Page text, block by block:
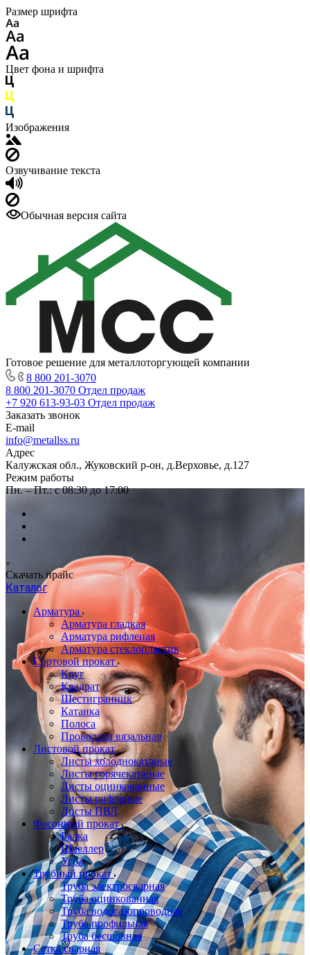
Размер шрифта
Цвет фона и шрифта
Изображения
Озвучивание текста
Обычная версия сайта
Готовое решение для металлоторгующей компании
8 800 201-3070
8 800 201-3070 Отдел продаж
+7 920 613-93-03 Отдел продаж
Заказать звонок
E-mail
info@metallss.ru
Адрес
Калужская обл., Жуковский р-он, д.Верховье, д.127
Режим работы
Пн. – Пт.: с 08:30 до 17:00
Скачать прайс
Каталог
Арматура
Арматура гладкая
Арматура рифленая
Арматура стеклопластик
Сортовой прокат
Круг
Квадрат
Шестигранник
Катанка
Полоса
Проволока вязальная
Листовой прокат
Листы холоднокатаные
Листы горячекатаные
Листы оцинкованные
Листы рифленые
Листы ПВЛ
Фасонный прокат
Балка
Швеллер
Угол
Трубный прокат
Труба электросварная
Труба оцинкованная
Труба водогазопроводная
Труба профильная
Труба бесшовная
Сетка сварная